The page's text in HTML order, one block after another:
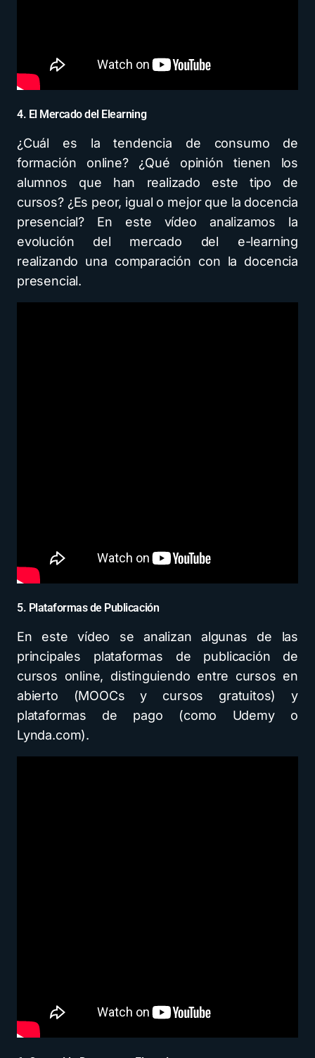
4. El Mercado del Elearning
¿Cuál es la tendencia de consumo de
formación online? ¿Qué opinión tienen los
alumnos que han realizado este tipo de
cursos? ¿Es peor, igual o mejor que la docencia
presencial? En este vídeo analizamos la
evolución del mercado del e-learning
realizando una comparación con la docencia
presencial.
5. Plataformas de Publicación
En este vídeo se analizan algunas de las
principales plataformas de publicación de
cursos online, distinguiendo entre cursos en
abierto (MOOCs y cursos gratuitos) y
plataformas de pago (como Udemy o
Lynda.com).